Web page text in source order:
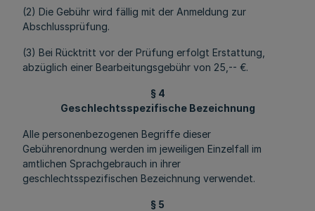
(2) Die Gebühr wird fällig mit der Anmeldung zur
Abschlussprüfung.
(3) Bei Rücktritt vor der Prüfung erfolgt Erstattung,
abzüglich einer Bearbeitungsgebühr von 25,-- €.
§ 4
Geschlechtsspezifische Bezeichnung
Alle personenbezogenen Begriffe dieser
Gebührenordnung werden im jeweiligen Einzelfall im
amtlichen Sprachgebrauch in ihrer
geschlechtsspezifischen Bezeichnung verwendet.
§ 5